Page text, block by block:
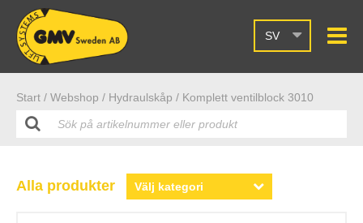
SV
Start / Webshop / Hydraulskåp / Komplett ventilblock 3010
Alla produkter